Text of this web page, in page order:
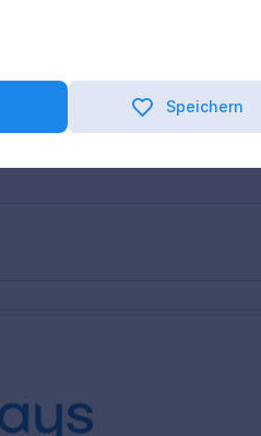
Speichern